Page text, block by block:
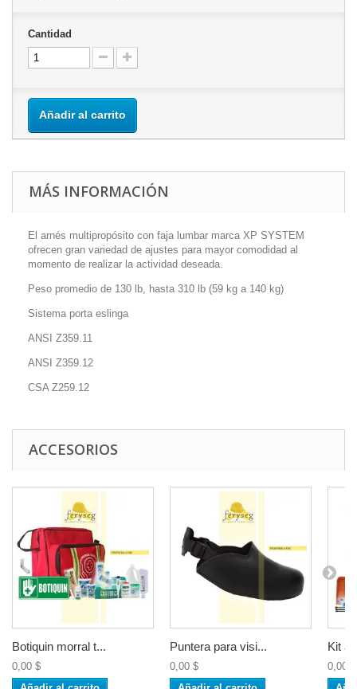
Cantidad
Añadir al carrito
MÁS INFORMACIÓN
El arnés multipropósito con faja lumbar marca XP SYSTEM
ofrecen gran variedad de ajustes para mayor comodidad al
momento de realizar la actividad deseada.
Peso promedio de 130 lb, hasta 310 lb (59 kg a 140 kg)
Sistema porta eslinga
ANSI Z359.11
ANSI Z359.12
CSA Z259.12
ACCESORIOS
Botiquin morral t...
0,00 $
Puntera para visi...
0,00 $
Kit
0,00 $